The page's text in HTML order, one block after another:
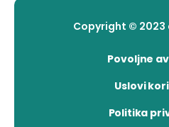
Copyright ©
Povoljne
Uslovi
Politika